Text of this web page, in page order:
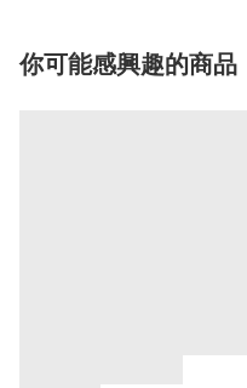
你可能感興趣的商品